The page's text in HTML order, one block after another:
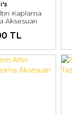
Kaplama
Aksesuarı
TL